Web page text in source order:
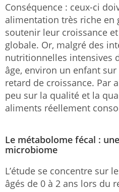
Conséquence : ceux-ci
alimentation très riche en
soutenir leur croissance
globale. Or, malgré des
nutritionnelles intensives
âge, environ un enfant
retard de croissance. Par
peu sur la qualité et la
aliments réellement
Le métabolome fécal :
microbiome
L’étude se concentre sur
âgés de 0 à 2 ans lors du